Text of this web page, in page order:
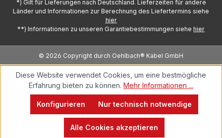
*) Gilt für Lieferungen nach Deutschland. Lieferzeiten für andere
Länder und Informationen zur Berechnung des Liefertermins siehe
hier
**) Informationen zu unseren Garantiebestimmungen siehe hier
© 2026 Copyright durch Oehlbach® Kabel GmbH
Diese Website verwendet Cookies, um eine bestmögliche
Erfahrung bieten zu können. Mehr Informationen ...
Nur technisch notwendige
Konfigurieren
Alle Cookies akzeptieren